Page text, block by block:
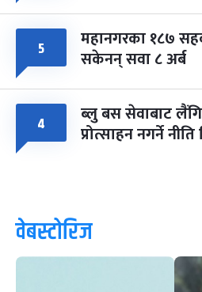
५ महानगरका १८७
सकेनन् सवा ८ अर्ब
४ ब्लु बस सेवाबाट
प्रोत्साहन नगर्ने
वेबस्टोरिज